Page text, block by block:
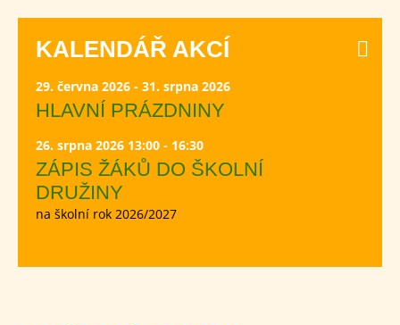
KALENDÁŘ AKCÍ
29. června 2026 - 31. srpna 2026
HLAVNÍ PRÁZDNINY
26. srpna 2026 13:00 - 16:30
ZÁPIS ŽÁKŮ DO ŠKOLNÍ
DRUŽINY
na školní rok 2026/2027